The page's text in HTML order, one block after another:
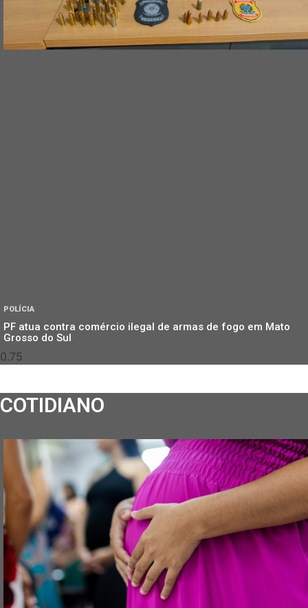
POLÍCIA
PF atua contra comércio ilegal de armas de fogo em Mato
Grosso do Sul
COTIDIANO